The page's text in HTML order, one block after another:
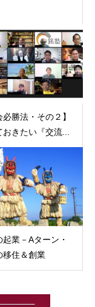
必勝法・その２】
おきたい『交流...
業－Aターン・
移住＆創業